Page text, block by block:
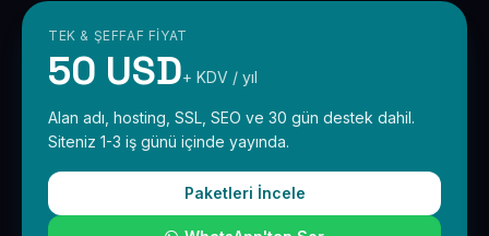
TEK & ŞEFFAF FIYAT
50 USD+ KDV / yıl
Alan adı, hosting, SSL, SEO ve 30 gün destek dahil.
Siteniz 1-3 iş günü içinde yayında.
Paketleri İncele